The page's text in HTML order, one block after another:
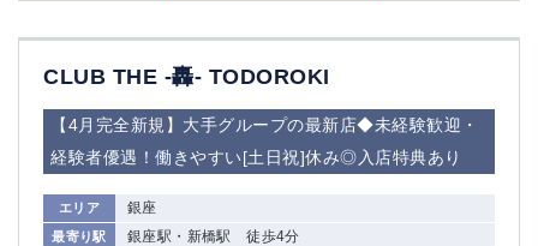
CLUB THE -轟- TODOROKI
【4月完全新規】大手グループの最新店◆未経験歓迎・
経験者優遇！働きやすい[土日祝]休み◎入店特典あり
エリア 銀座
最寄り駅 銀座駅・新橋駅 徒歩4分